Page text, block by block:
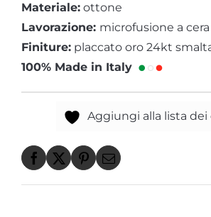
Materiale: ottone
Lavorazione: microfusione a
Finiture: placcato oro 24kt
100% Made in Italy
Aggiungi alla lista dei